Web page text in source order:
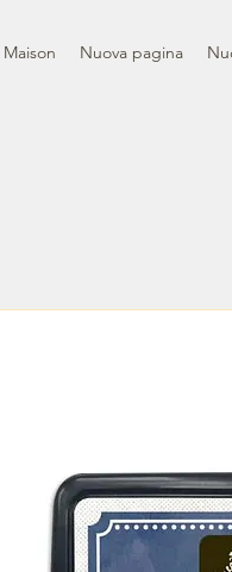
Maison Nuova pagina